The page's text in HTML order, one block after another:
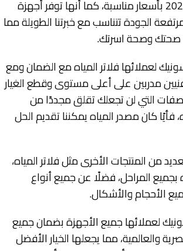
فلتر مياه فى مصر 2023 بأسعار مناسبة، كما أنها توفر أجهزة
الجودة تتناسب مع خبرتنا الطويلة مما
وصحة اسرتك.
لعملائها فلاتر المياه مع الضمان ومع
مدربين على أعلى مستوى وقطع الغيار
التي لن تجعلك تقلق مجددًا من
كان مصدر المياه يمكننا تقديم الحل
من المنتجات الأخرى مثل فلاتر المياه،
المراحل، فضلًا عن جميع أنواع
الأحجام والأشكال.
لعملائها جميع الأجهزة بضمان جميع
والعالمية، مما يجعلها الخيار الأفضل